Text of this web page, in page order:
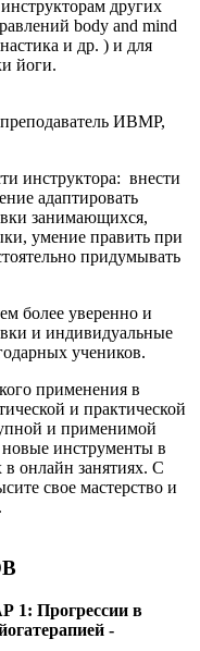
других
body and mind
и др. ) и для
йоги.
ИВМР,
инструктора: внести
адаптировать
занимающихся,
умение править при
придумывать
более уверенно и
и индивидуальные
учеников.
применения в
и практической
и применимой
новые инструменты в
в онлайн занятиях. С
свое мастерство и
1: Прогрессии в
-